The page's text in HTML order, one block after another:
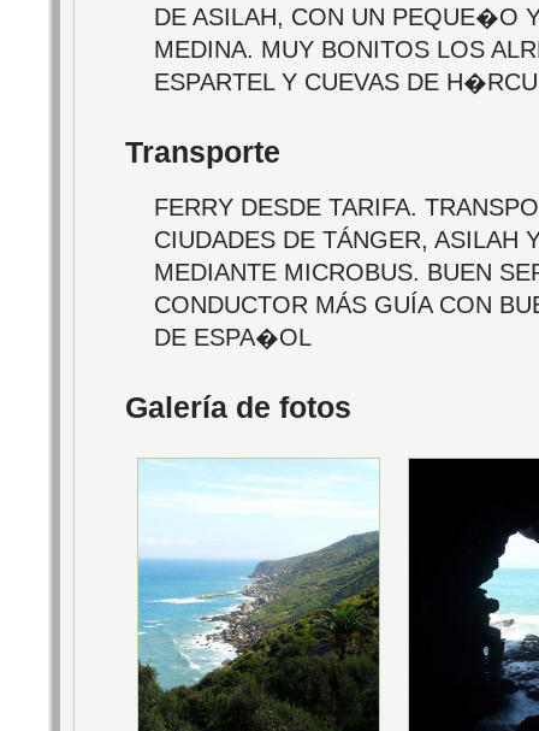
DE ASILAH, CON UN PEQUE�O
MEDINA. MUY BONITOS LOS
ESPARTEL Y CUEVAS DE
Transporte
FERRY DESDE TARIFA.
CIUDADES DE TÁNGER, ASILAH
MEDIANTE MICROBUS. BUEN
CONDUCTOR MÁS GUÍA CON
DE ESPA�OL
Galería de fotos